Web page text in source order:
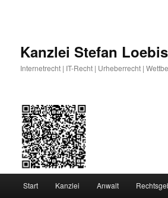
Kanzlei Stefan
Internetrecht | IT-Recht | Urheberrecht |
Start Kanzlei Anwalt